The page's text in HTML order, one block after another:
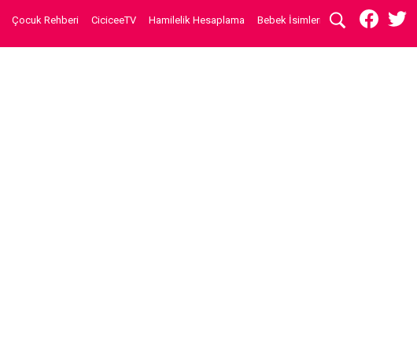
Çocuk Rehberi CiciceeTV Hamilelik Hesaplama Bebek İsimleri